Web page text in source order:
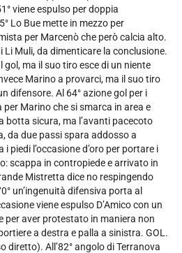
viene espulso per doppia
Lo Bue mette in mezzo per
per Marcenò che però calcia alto.
Li Muli, da dimenticare la conclusione.
gol, ma il suo tiro esce di un niente
Marino a provarci, ma il suo tiro
difensore. Al 64° azione gol per i
Marino che si smarca in area e
botta sicura, ma l’avanti pacecoto
da due passi spara addosso a
piedi l’occasione d’oro per portare i
scappa in contropiede e arrivato in
Mistretta dice no respingendo
un’ingenuità difensiva porta al
viene espulso D’Amico con un
per aver protestato in maniera non
a destra e palla a sinistra. GOL.
diretto). All’82° angolo di Terranova